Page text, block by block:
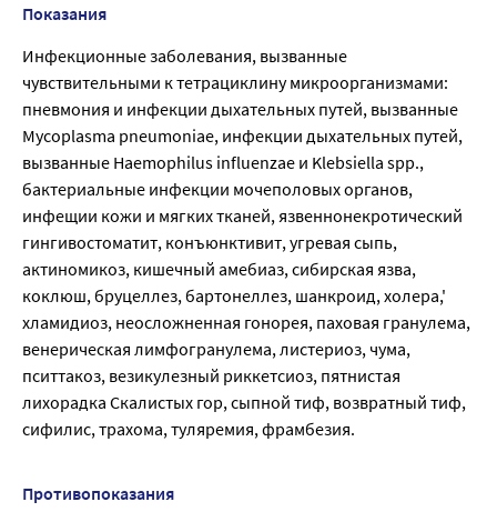
Показания
Инфекционные заболевания, вызванные
чувствительными к тетрациклину микроорганизмами:
пневмония и инфекции дыхательных путей, вызванные
Mycoplasma pneumoniae, инфекции дыхательных путей,
вызванные Haemophilus influenzae и Klebsiella spp.,
бактериальные инфекции мочеполовых органов,
инфещии кожи и мягких тканей, язвеннонекротический
гингивостоматит, конъюнктивит, угревая сыпь,
актиномикоз, кишечный амебиаз, сибирская язва,
коклюш, бруцеллез, бартонеллез, шанкроид, холера,'
хламидиоз, неосложненная гонорея, паховая гранулема,
венерическая лимфогранулема, листериоз, чума,
пситтакоз, везикулезный риккетсиоз, пятнистая
лихорадка Скалистых гор, сыпной тиф, возвратный тиф,
сифилис, трахома, туляремия, фрамбезия.
Противопоказания